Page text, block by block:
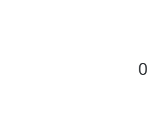
0